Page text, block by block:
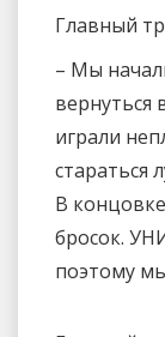
Главный
– Мы
вернуться
играли
стараться
В
бросок.
поэтому